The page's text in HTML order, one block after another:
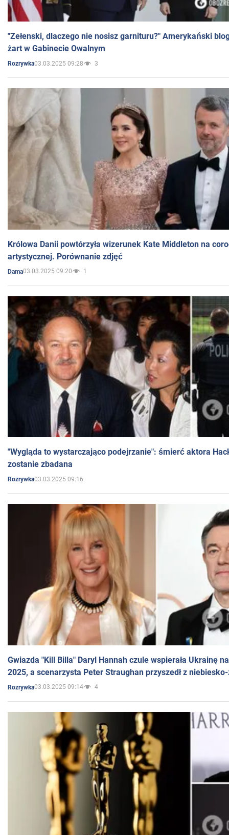
"Zełenski, dlaczego nie nosisz garnituru?" Amerykański
żart w Gabinecie Owalnym
Rozrywka03.03.2025 09:28 3
Królowa Danii powtórzyła wizerunek Kate Middleton na
artystycznej. Porównanie zdjęć
Dama03.03.2025 09:20 1
"Wygląda to wystarczająco podejrzanie": śmierć aktora
zostanie zbadana
Rozrywka03.03.2025 09:16
Gwiazda "Kill Billa" Daryl Hannah czule wspierała Ukrainę
2025, a scenarzysta Peter Straughan przyszedł z
Rozrywka03.03.2025 09:14 4